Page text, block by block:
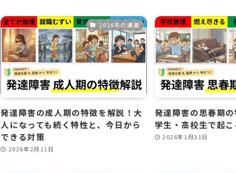
2026年の講義
発達障害の成人期の特徴を解説！大
人になっても続く特性と、今日から
できる対策
2026年2月11日
発達障害の思春期
学生・高校生で起こ
2026年1月31日